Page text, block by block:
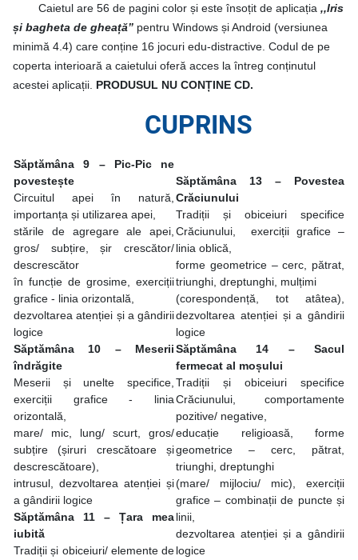
Caietul are 56 de pagini color și este însoțit de aplicația ,,Iris
și bagheta de gheață” pentru Windows și Android (versiunea
minimă 4.4) care conține 16 jocuri edu-distractive. Codul de pe
coperta interioară a caietului oferă acces la întreg conținutul
acestei aplicații. PRODUSUL NU CONȚINE CD.
CUPRINS
Săptămâna 9 – Pic-Pic ne
povestește
Circuitul apei în natură,
importanța și utilizarea apei,
stările de agregare ale apei,
gros/ subțire, șir crescător/
descrescător
în funcție de grosime, exerciții
grafice - linia orizontală,
dezvoltarea atenției și a gândirii
logice
Săptămâna 10 – Meserii
îndrăgite
Meserii și unelte specifice,
exerciții grafice - linia
orizontală,
mare/ mic, lung/ scurt, gros/
subțire (șiruri crescătoare și
descrescătoare),
intrusul, dezvoltarea atenției și
a gândirii logice
Săptămâna 11 – Țara mea
iubită
Tradiții și obiceiuri/ elemente de
Săptămâna 13
– Povestea
Crăciunului
Tradiții și obiceiuri specifice
Crăciunului, exerciții grafice –
linia oblică,
forme geometrice – cerc, pătrat,
triunghi, dreptunghi, mulțimi
(corespondență, tot atâtea),
dezvoltarea atenției și a gândirii
logice
Săptămâna 14 – Sacul
fermecat al moșului
Tradiții și obiceiuri specifice
Crăciunului, comportamente
pozitive/ negative,
educație religioasă, forme
geometrice – cerc, pătrat,
triunghi, dreptunghi
(mare/ mijlociu/ mic), exerciții
grafice – combinații de puncte și
linii,
dezvoltarea atenției și a gândirii
logice